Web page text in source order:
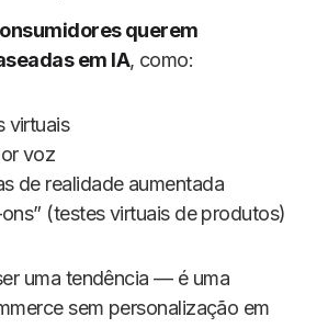
querem
em IA, como:
virtuais
voz
de realidade aumentada
(testes virtuais de produtos)
uma tendência — é uma
sem personalização em